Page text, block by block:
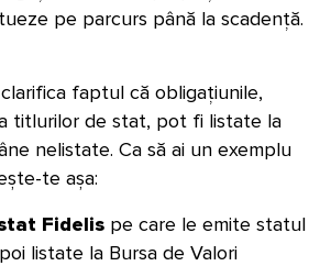
pe parcurs până la scadență.
faptul că obligațiunile,
titlurilor de stat, pot fi listate la
nelistate. Ca să ai un exemplu
te așa:
Fidelis pe care le emite statul
listate la Bursa de Valori